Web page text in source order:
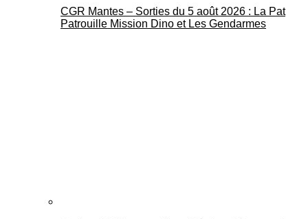
CGR Mantes – Sorties du 5 août 2026 : La Pat
Patrouille Mission Dino et Les Gendarmes